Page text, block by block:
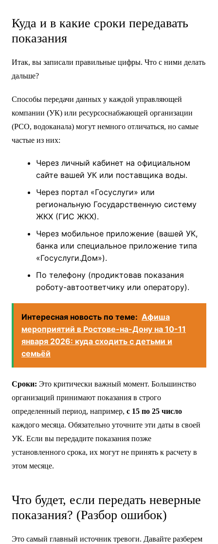
Куда и в какие сроки передавать
показания
Итак, вы записали правильные цифры. Что с ними делать
дальше?
Способы передачи данных у каждой управляющей
компании (УК) или ресурсоснабжающей организации
(РСО, водоканала) могут немного отличаться, но самые
частые из них:
Через личный кабинет на официальном
сайте вашей УК или поставщика воды.
Через портал «Госуслуги» или
региональную Государственную систему
ЖКХ (ГИС ЖКХ).
Через мобильное приложение (вашей УК,
банка или специальное приложение типа
«Госуслуги.Дом»).
По телефону (продиктовав показания
роботу-автоответчику или оператору).
Интересная новость по теме: Афиша
мероприятий в Ростове-на-Дону на 10-11
января 2026: куда сходить с детьми и
семьёй
Сроки: Это критически важный момент. Большинство
организаций принимают показания в строго
определенный период, например, с 15 по 25 число
каждого месяца. Обязательно уточните эти даты в своей
УК. Если вы передадите показания позже
установленного срока, их могут не принять к расчету в
этом месяце.
Что будет, если передать неверные
показания? (Разбор ошибок)
Это самый главный источник тревоги. Давайте разберем